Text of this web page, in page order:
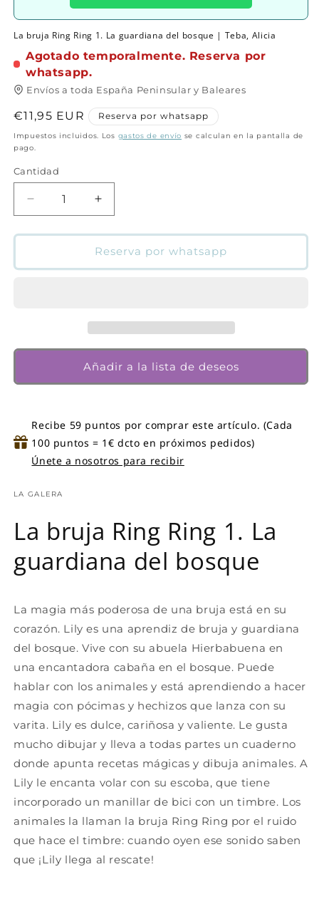
La bruja Ring Ring 1. La guardiana del bosque | Teba, Alicia
Agotado temporalmente. Reserva por
whatsapp.
Envíos a toda España Peninsular y Baleares
Precio
habitual
€11,95 EUR Reserva por whatsapp
Impuestos incluidos. Los gastos de envío se calculan en la pantalla de
pago.
Cantidad
Cantidad
Reducir
cantidad
para
bruja
del
|
Aumentar
cantidad
para
La
bruja
La
del
bosque
|
Reserva por whatsapp
Añadir a la lista de deseos
Recibe 59 puntos por comprar este artículo. (Cada
100 puntos = 1€ dcto en próximos pedidos)
Únete a nosotros para recibir
LA GALERA
La bruja Ring Ring 1. La
guardiana del bosque
La magia más poderosa de una bruja está en su
corazón. Lily es una aprendiz de bruja y guardiana
del bosque. Vive con su abuela Hierbabuena en
una encantadora cabaña en el bosque. Puede
hablar con los animales y está aprendiendo a hacer
magia con pócimas y hechizos que lanza con su
varita. Lily es dulce, cariñosa y valiente. Le gusta
mucho dibujar y lleva a todas partes un cuaderno
donde apunta recetas mágicas y dibuja animales. A
Lily le encanta volar con su escoba, que tiene
incorporado un manillar de bici con un timbre. Los
animales la llaman la bruja Ring Ring por el ruido
que hace el timbre: cuando oyen ese sonido saben
que ¡Lily llega al rescate!